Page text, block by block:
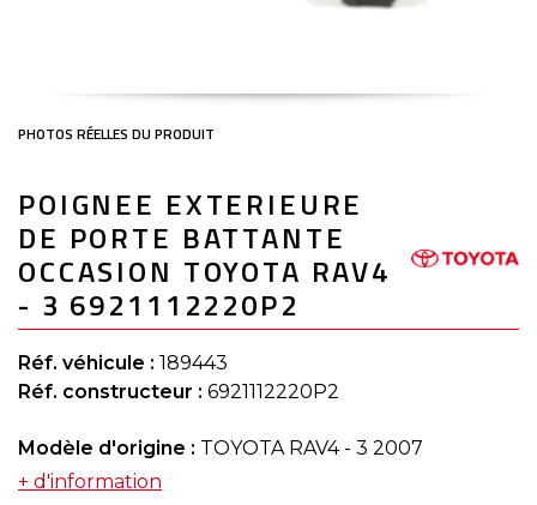
to
the
beginning
of
the
images
gallery
POIGNEE EXTERIEURE
DE PORTE BATTANTE
OCCASION TOYOTA RAV4
- 3 6921112220P2
Réf. véhicule : 189443
Réf. constructeur : 6921112220P2
Modèle d'origine : TOYOTA RAV4 - 3 2007
+ d'information